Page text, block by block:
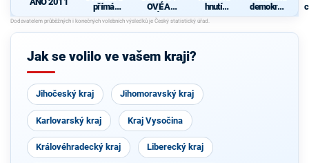
přímá
demokraci
e (SPD)
OVÉ A
NEZÁVISL
Í
hnutí
občanů
demokrati
cká strana
Jak se volilo ve vašem kraji?
Jihočeský kraj Jihomoravský kraj
Karlovarský kraj Kraj Vysočina
Královéhradecký kraj Liberecký kraj